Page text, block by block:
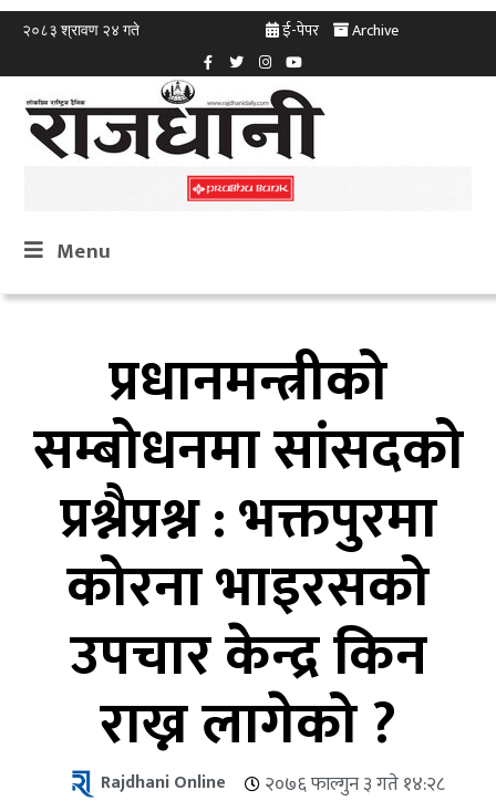
२०८३ श्रावण २४ गते ई-पेपर Archive
Menu
प्रधानमन्त्रीको
सम्बोधनमा सांसदको
प्रश्नैप्रश्न : भक्तपुरमा
कोरना भाइरसको
उपचार केन्द्र किन
राख्न लागेको ?
Rajdhani Online २०७६ फाल्गुन ३ गते १४:२८